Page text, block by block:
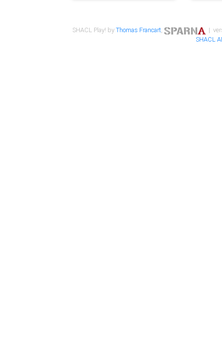
SHACL Play! byThomas Francart,
|
SHACL